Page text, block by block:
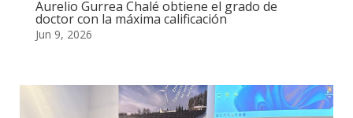
Aurelio Gurrea Chalé obtiene el grado de
doctor con la máxima calificación
Jun 9, 2026